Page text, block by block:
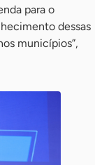
para o
dessas
municípios”,